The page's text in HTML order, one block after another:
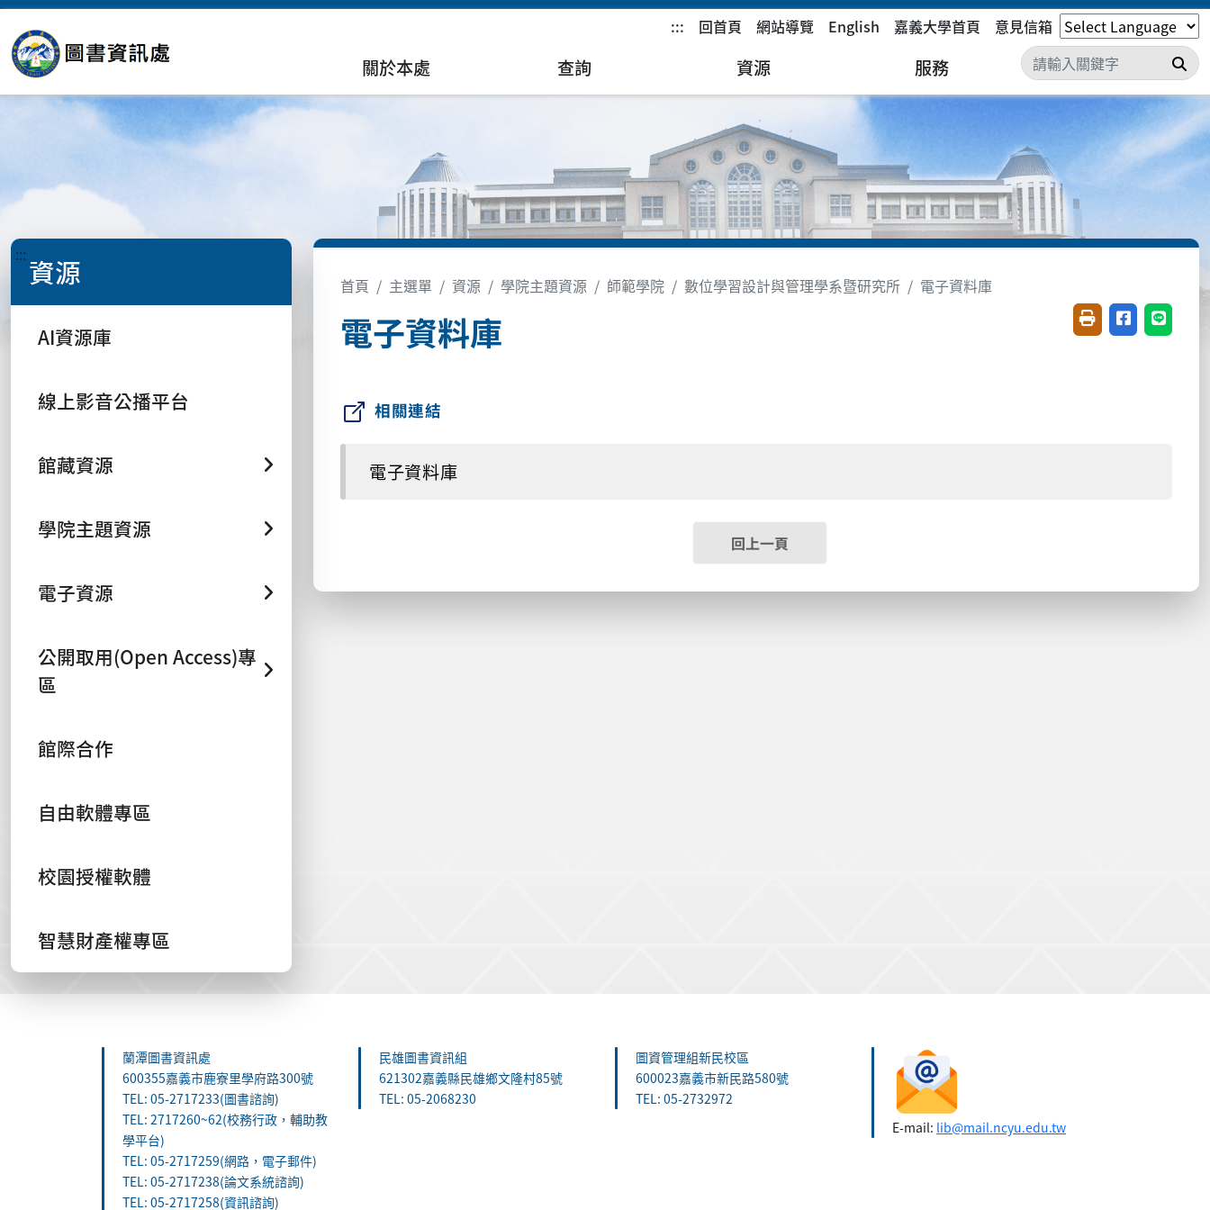
::: 回首頁 網站導覽 English 嘉義大學首頁 意見信箱
關於本處 查詢 資源 服務 搜
::: 資源
AI資源庫
線上影音公播平台
館藏資源
學院主題資源
電子資源
公開取用(Open Access)專
區
館際合作
自由軟體專區
校園授權軟體
智慧財產權專區
首頁 主選單 資源 學院主題資源 師範學院 數位學習設計與管理學系暨研究所 電子資料庫
電子資料庫 友善列印(開新視窗)
分享至臉書(
分享至
相關連結
電子資料庫
回上一頁
蘭潭圖書資訊處
600355嘉義市鹿寮里學府路300號
TEL: 05-2717233(圖書諮詢)
TEL: 2717260~62(校務行政，輔助教
學平台)
TEL: 05-2717259(網路，電子郵件)
TEL: 05-2717238(論文系統諮詢)
TEL: 05-2717258(資訊諮詢)
民雄圖書資訊組
621302嘉義縣民雄鄉文隆村85號
TEL: 05-2068230
圖資管理組新民校區
600023嘉義市新民路580號
TEL: 05-2732972
E-mail: lib@mail.ncyu.edu.tw